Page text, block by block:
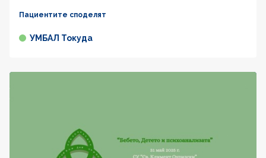
Пациентите споделят
УМБАЛ Токуда